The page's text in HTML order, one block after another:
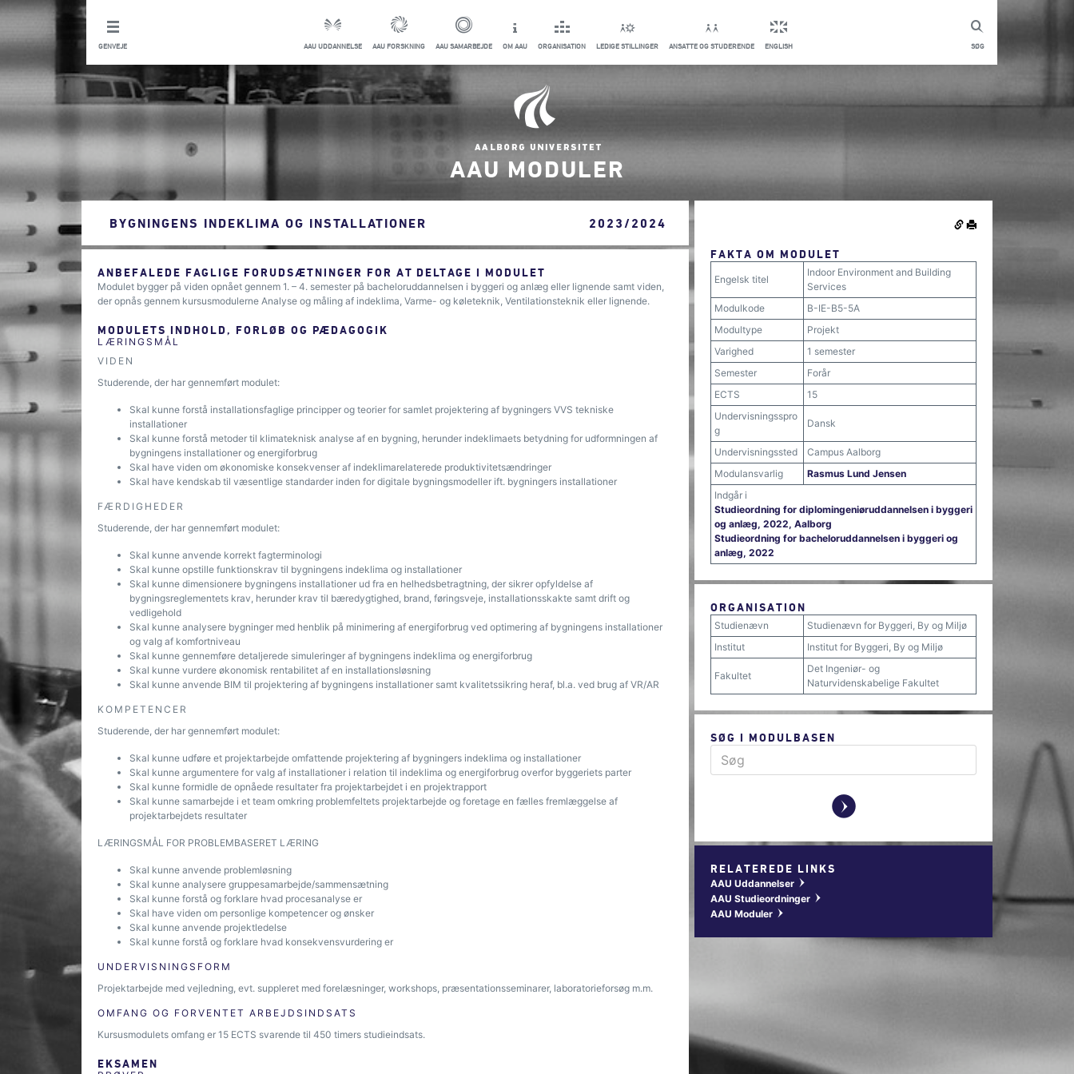
SØG
GENVEJE AAU UDDANNELSE AAU FORSKNING AAU SAMARBEJDE OM AAU ORGANISATION LEDIGE STILLINGER ANSATTE OG STUDERENDE ENGLISH
AAU MODULER
BYGNINGENS INDEKLIMA OG INSTALLATIONER 2023/2024
ANBEFALEDE FAGLIGE FORUDSÆTNINGER FOR AT DELTAGE I MODULET
Modulet bygger på viden opnået gennem 1. – 4. semester på bacheloruddannelsen i byggeri og anlæg eller lignende samt viden,
der opnås gennem kursusmodulerne Analyse og måling af indeklima, Varme- og køleteknik, Ventilationsteknik eller lignende.
MODULETS INDHOLD, FORLØB OG PÆDAGOGIK
LÆRINGSMÅL
VIDEN
Studerende, der har gennemført modulet:
Skal kunne forstå installationsfaglige principper og teorier for samlet projektering af bygningers VVS tekniske
installationer
Skal kunne forstå metoder til klimateknisk analyse af en bygning, herunder indeklimaets betydning for udformningen af
bygningens installationer og energiforbrug
Skal have viden om økonomiske konsekvenser af indeklimarelaterede produktivitetsændringer
Skal have kendskab til væsentlige standarder inden for digitale bygningsmodeller ift. bygningers installationer
FÆRDIGHEDER
Studerende, der har gennemført modulet:
Skal kunne anvende korrekt fagterminologi
Skal kunne opstille funktionskrav til bygningens indeklima og installationer
Skal kunne dimensionere bygningens installationer ud fra en helhedsbetragtning, der sikrer opfyldelse af
bygningsreglementets krav, herunder krav til bæredygtighed, brand, føringsveje, installationsskakte samt drift og
vedligehold
Skal kunne analysere bygninger med henblik på minimering af energiforbrug ved optimering af bygningens installationer
og valg af komfortniveau
Skal kunne gennemføre detaljerede simuleringer af bygningens indeklima og energiforbrug
Skal kunne vurdere økonomisk rentabilitet af en installationsløsning
Skal kunne anvende BIM til projektering af bygningens installationer samt kvalitetssikring heraf, bl.a. ved brug af VR/AR
KOMPETENCER
Studerende, der har gennemført modulet:
Skal kunne udføre et projektarbejde omfattende projektering af bygningers indeklima og installationer
Skal kunne argumentere for valg af installationer i relation til indeklima og energiforbrug overfor byggeriets parter
Skal kunne formidle de opnåede resultater fra projektarbejdet i en projektrapport
Skal kunne samarbejde i et team omkring problemfeltets projektarbejde og foretage en fælles fremlæggelse af
projektarbejdets resultater
LÆRINGSMÅL FOR PROBLEMBASERET LÆRING
Skal kunne anvende problemløsning
Skal kunne analysere gruppesamarbejde/sammensætning
Skal kunne forstå og forklare hvad procesanalyse er
Skal have viden om personlige kompetencer og ønsker
Skal kunne anvende projektledelse
Skal kunne forstå og forklare hvad konsekvensvurdering er
UNDERVISNINGSFORM
Projektarbejde med vejledning, evt. suppleret med forelæsninger, workshops, præsentationsseminarer, laboratorieforsøg m.m.
OMFANG OG FORVENTET ARBEJDSINDSATS
Kursusmodulets omfang er 15 ECTS svarende til 450 timers studieindsats.
EKSAMEN
FAKTA OM MODULET
Engelsk titel
Indoor Environment and Building
Services
Modulkode
B-IE-B5-5A
Modultype
Projekt
Varighed
1 semester
Semester
Forår
ECTS
15
Undervisningsspro
g
Dansk
Undervisningssted
Campus Aalborg
Modulansvarlig
Rasmus Lund Jensen
Indgår i
Studieordning for diplomingeniøruddannelsen i byggeri
og anlæg, 2022, Aalborg
Studieordning for bacheloruddannelsen i byggeri og
anlæg, 2022
ORGANISATION
Studienævn
Studienævn for Byggeri, By og Miljø
Institut
Institut for Byggeri, By og Miljø
Fakultet
Det Ingeniør- og
Naturvidenskabelige Fakultet
SØG I MODULBASEN
y
RELATEREDE LINKS
AAU Uddannelser w
AAU Studieordninger w
AAU Moduler w